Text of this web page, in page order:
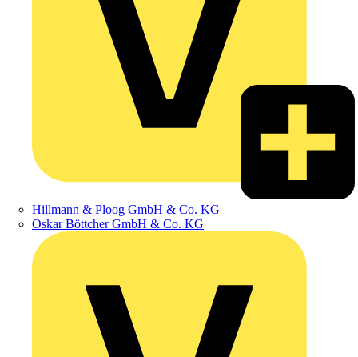
Hillmann & Ploog GmbH & Co. KG
Oskar Böttcher GmbH & Co. KG